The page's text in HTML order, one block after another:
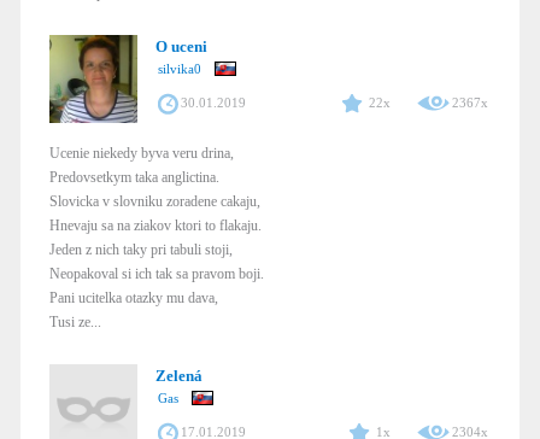
O uceni
silvika0
30.01.2019 22x 2367x
Ucenie niekedy byva veru drina,
Predovsetkym taka anglictina.
Slovicka v slovniku zoradene cakaju,
Hnevaju sa na ziakov ktori to flakaju.
Jeden z nich taky pri tabuli stoji,
Neopakoval si ich tak sa pravom boji.
Pani ucitelka otazky mu dava,
Tusi ze...
Zelená
Gas
17.01.2019 1x 2304x